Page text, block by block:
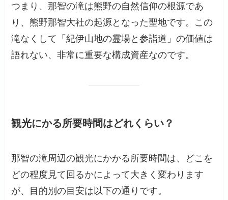
つまり、那智の滝は熊野の自然信仰の根源であ
り、熊野那智大社の起源となった聖地です。この
滝なくして「紀伊山地の霊場と参詣道」の価値は
語れない、非常に重要な構成資産なのです。
観光にかる所要時間はどれくらい？
那智の滝周辺の観光にかかる所要時間は、どこを
どの程度見て回るかによって大きく変わります
が、目的別の目安は以下の通りです。